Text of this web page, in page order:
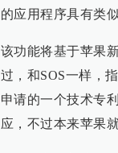
的应用程序具有类
该功能将基于苹果
过，和SOS一样，
申请的一个技术专
应，不过本来苹果